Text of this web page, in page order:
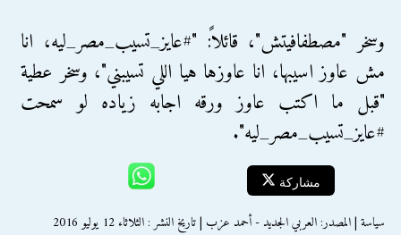
وسخر "مصطفافيتش"، قائلاً: "#عايز_تسيب_مصر_ليه، انا
مش عاوز اسيبها، انا عاوزها هيا اللي تسيبني"، وسخر عطية
"قبل ما اكتب عاوز ورقه اجابه زياده لو سمحت
#عايز_تسيب_مصر_ليه".
مشاركة
سياسة | المصدر: العربي الجديد - أحمد عزب | تاريخ النشر : الثلاثاء 12 يوليو 2016